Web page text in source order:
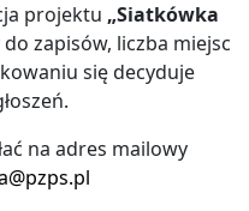
projektu „Siatkówka
zapisów, liczba miejsc
się decyduje
na adres mailowy